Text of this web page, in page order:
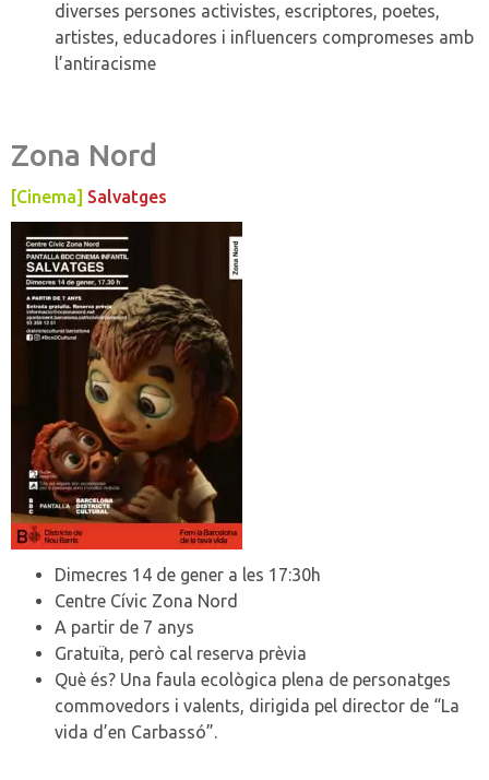
diverses persones activistes, escriptores, poetes,
artistes, educadores i influencers compromeses amb
l’antiracisme
Zona Nord
[Cinema] Salvatges
Dimecres 14 de gener a les 17:30h
Centre Cívic Zona Nord
A partir de 7 anys
Gratuïta, però cal reserva prèvia
Què és? Una faula ecològica plena de personatges
commovedors i valents, dirigida pel director de “La
vida d’en Carbassó”.